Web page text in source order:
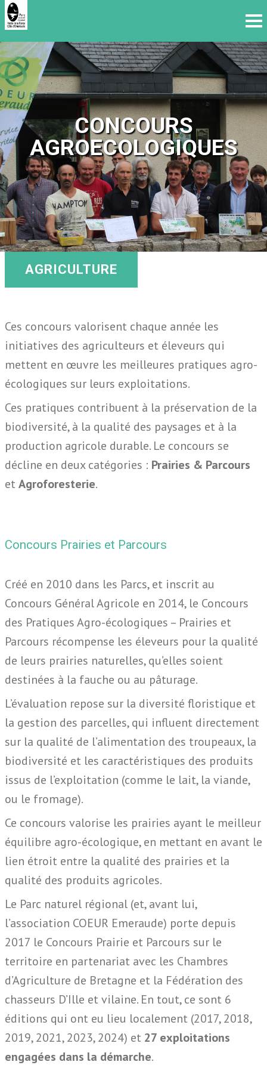
CONCOURS
AGROECOLOGIQUES
AGRICULTURE
Ces concours valorisent chaque année les
initiatives des agriculteurs et éleveurs qui
mettent en œuvre les meilleures pratiques agro-
écologiques sur leurs exploitations.
Ces pratiques contribuent à la préservation de la
biodiversité, à la qualité des paysages et à la
production agricole durable. Le concours se
décline en deux catégories : Prairies & Parcours
etAgroforesterie.
Concours Prairies et Parcours
Créé en 2010 dans les Parcs, et inscrit au
Concours Général Agricole en 2014, le Concours
des Pratiques Agro-écologiques – Prairies et
Parcours récompense les éleveurs pour la qualité
de leurs prairies naturelles, qu’elles soient
destinées à la fauche ou au pâturage.
L’évaluation repose sur la diversité floristique et
la gestion des parcelles, qui influent directement
sur la qualité de l’alimentation des troupeaux, la
biodiversité et les caractéristiques des produits
issus de l’exploitation (comme le lait, la viande,
ou le fromage).
Ce concours valorise les prairies ayant le meilleur
équilibre agro-écologique, en mettant en avant le
lien étroit entre la qualité des prairies et la
qualité des produits agricoles.
Le Parc naturel régional (et, avant lui,
l’association COEUR Emeraude) porte depuis
2017 le Concours Prairie et Parcours sur le
territoire en partenariat avec les Chambres
d’Agriculture de Bretagne et la Fédération des
chasseurs D’Ille et vilaine. En tout, ce sont 6
éditions qui ont eu lieu localement (2017, 2018,
2019, 2021, 2023, 2024) et 27 exploitations
engagées dans la démarche.